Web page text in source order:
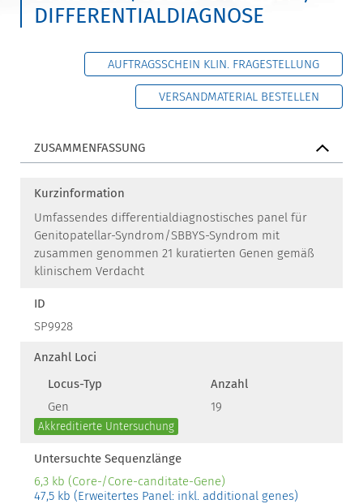
DIFFERENTIALDIAGNOSE
AUFTRAGSSCHEIN KLIN. FRAGESTELLUNG
VERSANDMATERIAL BESTELLEN
ZUSAMMENFASSUNG
Kurzinformation
Umfassendes differentialdiagnostisches panel für
Genitopatellar-Syndrom/SBBYS-Syndrom mit
zusammen genommen 21 kuratierten Genen gemäß
klinischem Verdacht
ID
SP9928
Anzahl Loci
Locus-Typ
Anzahl
Gen
19
Akkreditierte Untersuchung
Untersuchte Sequenzlänge
6,3 kb (Core-/Core-canditate-Gene)
47,5 kb (Erweitertes Panel: inkl. additional genes)